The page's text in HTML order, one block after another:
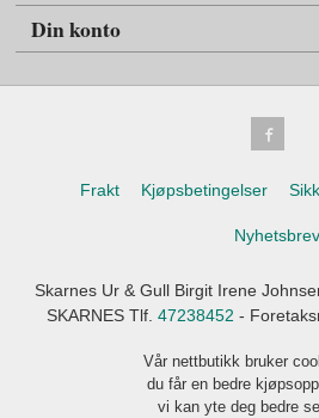
Din konto
Frakt Kjøpsbetingelser
Nyhetsbrev
Skarnes Ur & Gull Birgit Irene
SKARNES Tlf. 47238452 -
Vår nettbutikk bruker
du får en bedre
vi kan yte deg bedre